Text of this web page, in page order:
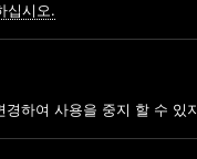
사업자명:
십시오.
하여 사용을 중지 할 수